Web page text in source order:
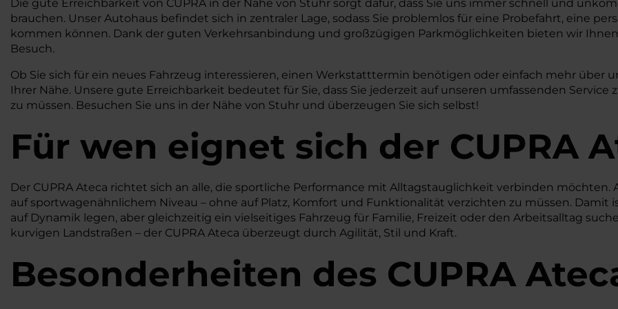
Die gute Erreichbarkeit von CUPRA in der Nähe von Stuhr sorgt dafür, dass Sie uns immer schnell und
brauchen. Unser Autohaus befindet sich in zentraler Lage, sodass Sie problemlos für eine Probefahrt, eine
kommen können. Dank der guten Verkehrsanbindung und großzügigen Parkmöglichkeiten bieten wir
Besuch.
Ob Sie sich für ein neues Fahrzeug interessieren, einen Werkstatttermin benötigen oder einfach mehr über
Ihrer Nähe. Unsere gute Erreichbarkeit bedeutet für Sie, dass Sie jederzeit auf unseren umfassenden
zu müssen. Besuchen Sie uns in der Nähe von Stuhr und überzeugen Sie sich selbst!
Für wen eignet sich der CUPRA
Der CUPRA Ateca richtet sich an alle, die sportliche Performance mit Alltagstauglichkeit verbinden
auf sportwagenähnlichem Niveau – ohne auf Platz, Komfort und Funktionalität verzichten zu müssen. Damit
auf Dynamik legen, aber gleichzeitig ein vielseitiges Fahrzeug für Familie, Freizeit oder den Arbeitsalltag
kurvigen Landstraßen – der CUPRA Ateca überzeugt durch Agilität, Stil und Kraft.
Besonderheiten des CUPRA